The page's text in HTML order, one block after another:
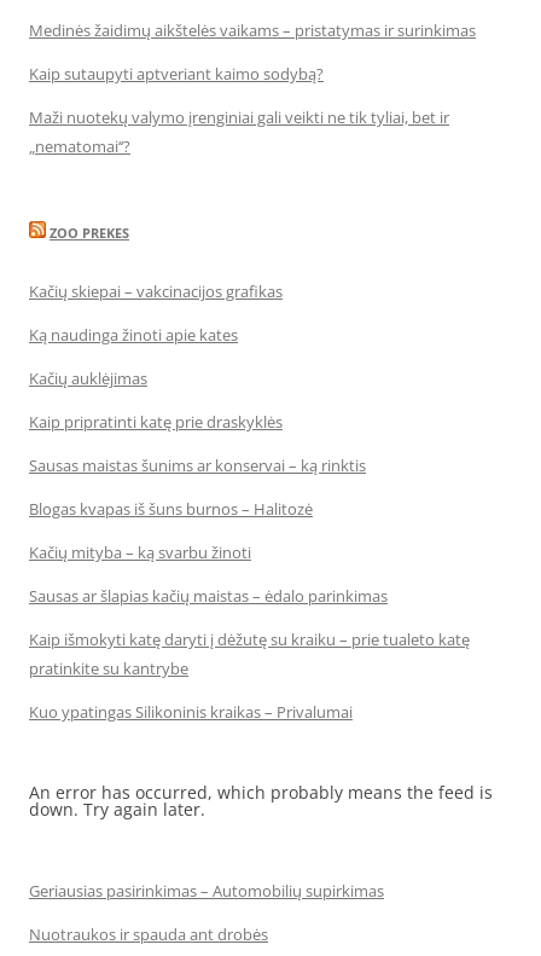
Medinės žaidimų aikštelės vaikams – pristatymas ir surinkimas
Kaip sutaupyti aptveriant kaimo sodybą?
Maži nuotekų valymo įrenginiai gali veikti ne tik tyliai, bet ir
„nematomai‘‘?
ZOO PREKES
Kačių skiepai – vakcinacijos grafikas
Ką naudinga žinoti apie kates
Kačių auklėjimas
Kaip pripratinti katę prie draskyklės
Sausas maistas šunims ar konservai – ką rinktis
Blogas kvapas iš šuns burnos – Halitozė
Kačių mityba – ką svarbu žinoti
Sausas ar šlapias kačių maistas – ėdalo parinkimas
Kaip išmokyti katę daryti į dėžutę su kraiku – prie tualeto katę
pratinkite su kantrybe
Kuo ypatingas Silikoninis kraikas – Privalumai
An error has occurred, which probably means the feed is
down. Try again later.
Geriausias pasirinkimas – Automobilių supirkimas
Nuotraukos ir spauda ant drobės